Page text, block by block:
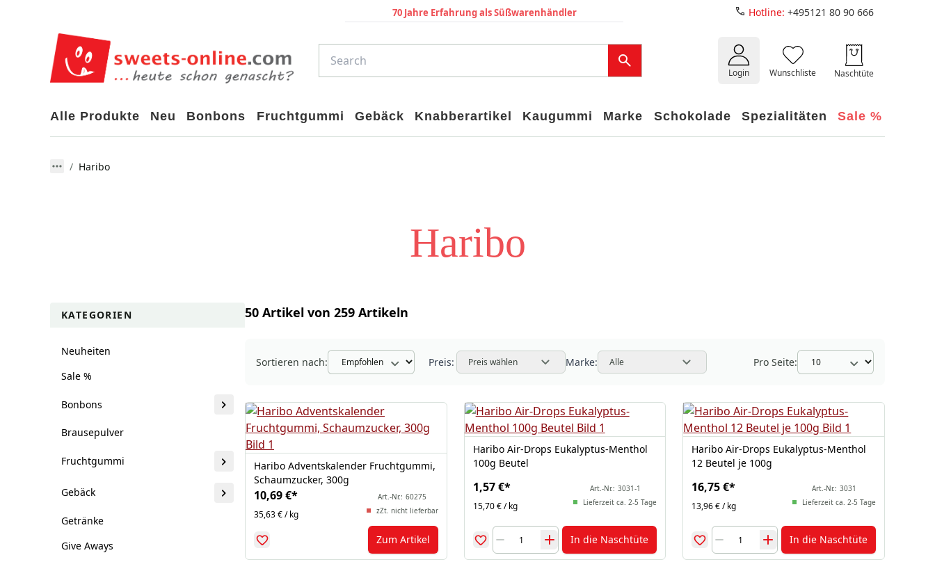
70 Jahre Erfahrung als Süßwarenhändler Hotline: +495121 80 90 666
Login Wunschliste Naschtüte
Alle Produkte Neu Bonbons Fruchtgummi Gebäck Knabberartikel Kaugummi Marke Schokolade Spezialitäten Sale %
Haribo
Haribo
KATEGORIEN
Neuheiten
Sale %
Bonbons
Brausepulver
Fruchtgummi
Gebäck
Getränke
Give Aways
50 Artikel von 259 Artikeln
Sortieren nach: Preis: Preis wählen Marke: Alle Pro Seite:
Haribo Adventskalender Fruchtgummi,
Schaumzucker, 300g
10,69 €*
35,63 € / kg
Art.-Nr.: 60275
zZt. nicht lieferbar
Zum Artikel
Haribo Air-Drops Eukalyptus-Menthol
100g Beutel
1,57 €*
15,70 € / kg
Art.-Nr.: 3031-1
Lieferzeit ca. 2-5 Tage
In die Naschtüte
Haribo Air-Drops Eukalyptus-Menthol
12 Beutel je 100g
16,75 €*
13,96 € / kg
Art.-Nr.: 3031
Lieferzeit ca. 2-5 Tage
In die Naschtüte